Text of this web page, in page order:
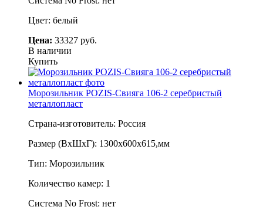
Цвет: белый
Цена: 33327 руб.
В наличии
Купить
Морозильник POZIS-Свияга 106-2 серебристый
металлопласт
Страна-изготовитель: Россия
Размер (ВхШхГ): 1300х600х615,мм
Тип: Морозильник
Количество камер: 1
Система No Frost: нет